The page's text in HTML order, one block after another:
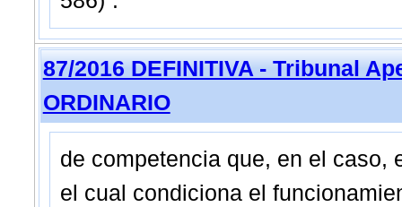
87/2016 DEFINITIVA - Tribunal
ORDINARIO
de competencia que, en el caso,
el cual condiciona el